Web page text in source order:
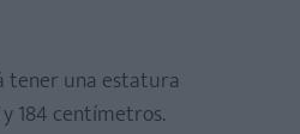
tener una estatura
184 centímetros.